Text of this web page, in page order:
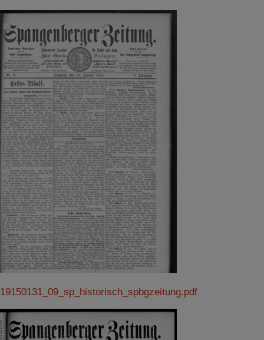
19150131_09_sp_historisch_spbgzeitung.pdf